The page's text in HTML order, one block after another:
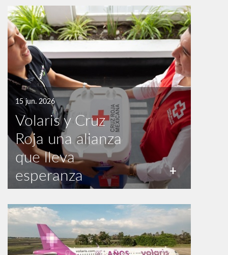
15 jun. 2026
Volaris y Cruz
Roja una alianza
que lleva
esperanza
+